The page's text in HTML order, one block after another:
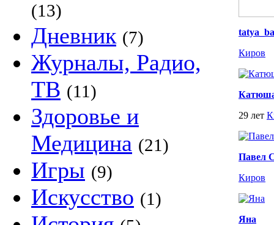
(13)
Дневник (7)
Журналы, Радио,
ТВ (11)
Здоровье и
Медицина (21)
Игры (9)
Искусство (1)
Киров
29 лет
Павел
Киров
Яна